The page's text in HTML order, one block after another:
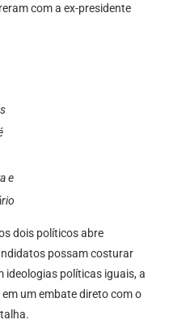
com a ex-presidente
e
dois políticos abre
possam costurar
ideologias políticas iguais, a
em um embate direto com o